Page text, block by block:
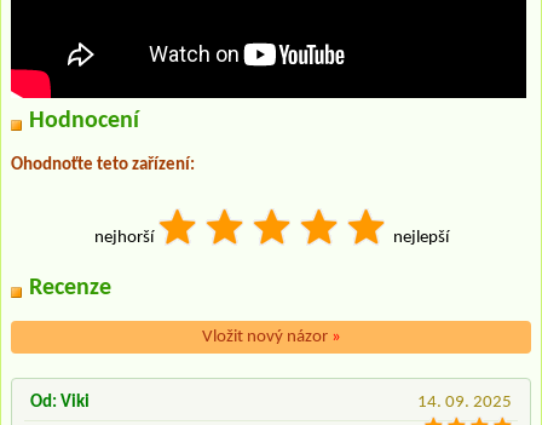
Hodnocení
Ohodnoťte teto zařízení:
nejhorší nejlepší
Recenze
Vložit nový názor »
14. 09. 2025
Od: Viki